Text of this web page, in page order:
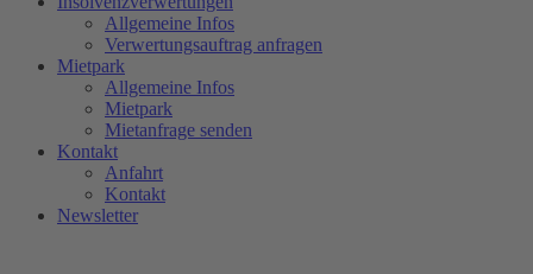
Allgemeine Infos
Verwertungsauftrag anfragen
Mietpark
Allgemeine Infos
Mietpark
Mietanfrage senden
Kontakt
Anfahrt
Kontakt
Newsletter